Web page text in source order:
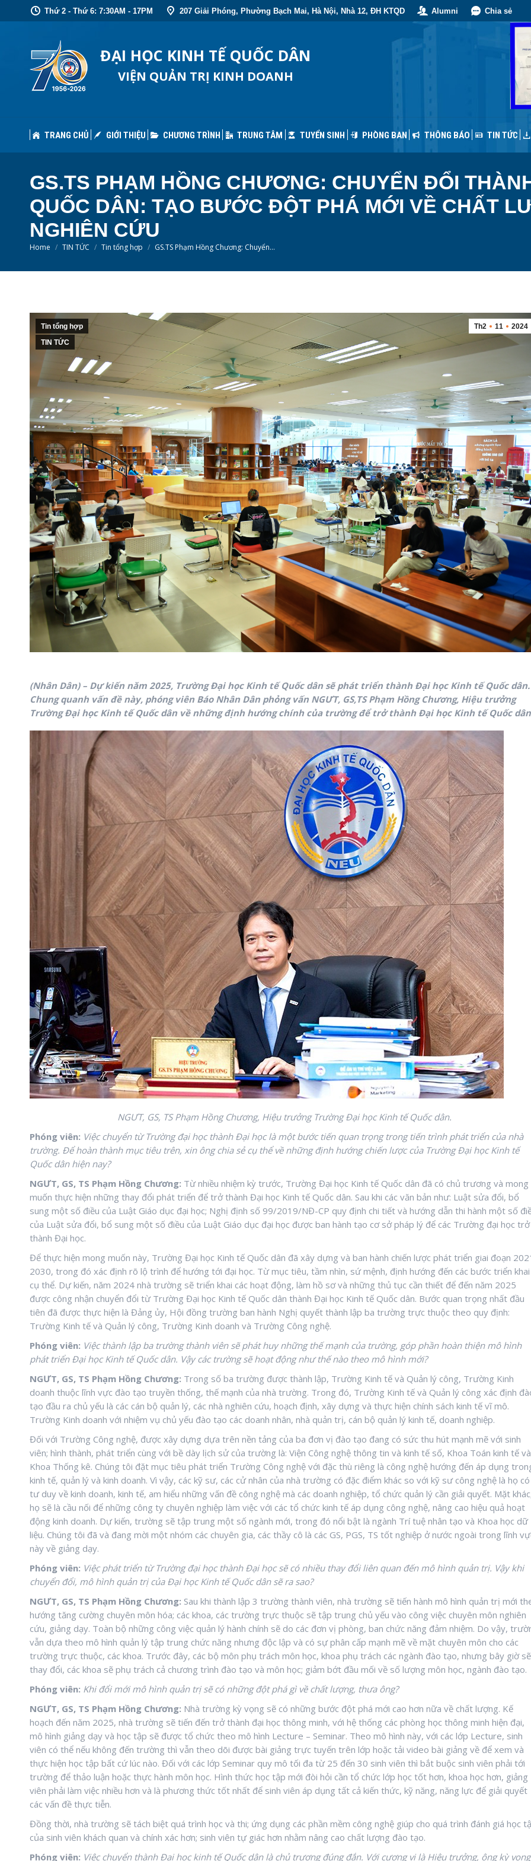
Thứ 2 - Thứ 6: 7:30AM - 17PM 207 Giải Phóng, Phường Bạch Mai, Hà Nội, Nhà 12, ĐH KTQD Alumni Chia sẻ
ĐẠI HỌC KINH TẾ QUỐC DÂN
VIỆN QUẢN TRỊ KINH DOANH
TRANG CHỦ GIỚI THIỆU CHƯƠNG TRÌNH TRUNG TÂM TUYỂN SINH PHÒNG BAN THÔNG BÁO TIN TỨC
GS.TS PHẠM HỒNG CHƯƠNG: CHUYỂN ĐỔI
QUỐC DÂN: TẠO BƯỚC ĐỘT PHÁ MỚI VỀ CHẤT
NGHIÊN CỨU
You are here:
Home TIN TỨC Tin tổng hợp GS.TS Phạm Hồng Chương: Chuyển…
Th2 11 2024
Tin tổng hợp
TIN TỨC
(Nhân Dân) – Dự kiến năm 2025, Trường Đại học Kinh tế Quốc dân sẽ phát triển thành Đại học Kinh tế Quốc dân.
Chung quanh vấn đề này, phóng viên Báo Nhân Dân phỏng vấn NGƯT, GS,TS Phạm Hồng Chương, Hiệu trưởng
Trường Đại học Kinh tế Quốc dân về những định hướng chính của trường để trở thành Đại học Kinh tế Quốc
NGƯT, GS, TS Phạm Hồng Chương, Hiệu trưởng Trường Đại học Kinh tế Quốc dân.
Phóng viên: Việc chuyển từ Trường đại học thành Đại học là một bước tiến quan trọng trong tiến trình phát triển của nhà
trường. Để hoàn thành mục tiêu trên, xin ông chia sẻ cụ thể về những định hướng chiến lược của Trường Đại học Kinh tế
Quốc dân hiện nay?
NGƯT, GS, TS Phạm Hồng Chương: Từ nhiều nhiệm kỳ trước, Trường Đại học Kinh tế Quốc dân đã có chủ trương và mong
muốn thực hiện những thay đổi phát triển để trở thành Đại học Kinh tế Quốc dân. Sau khi các văn bản như: Luật sửa đổi, bổ
sung một số điều của Luật Giáo dục đại học; Nghị định số 99/2019/NĐ-CP quy định chi tiết và hướng dẫn thi hành một số
của Luật sửa đổi, bổ sung một số điều của Luật Giáo dục đại học được ban hành tạo cơ sở pháp lý để các Trường đại học trở
thành Đại học.
Để thực hiện mong muốn này, Trường Đại học Kinh tế Quốc dân đã xây dựng và ban hành chiến lược phát triển giai đoạn
2030, trong đó xác định rõ lộ trình để hướng tới đại học. Từ mục tiêu, tầm nhìn, sứ mệnh, định hướng đến các bước triển khai
cụ thể. Dự kiến, năm 2024 nhà trường sẽ triển khai các hoạt động, làm hồ sơ và những thủ tục cần thiết để đến năm 2025
được công nhận chuyển đổi từ Trường Đại học Kinh tế Quốc dân thành Đại học Kinh tế Quốc dân. Bước quan trọng nhất đầu
tiên đã được thực hiện là Đảng ủy, Hội đồng trường ban hành Nghị quyết thành lập ba trường trực thuộc theo quy định:
Trường Kinh tế và Quản lý công, Trường Kinh doanh và Trường Công nghệ.
Phóng viên: Việc thành lập ba trường thành viên sẽ phát huy những thế mạnh của trường, góp phần hoàn thiện mô hình
phát triển Đại học Kinh tế Quốc dân. Vậy các trường sẽ hoạt động như thế nào theo mô hình mới?
NGƯT, GS, TS Phạm Hồng Chương: Trong số ba trường được thành lập, Trường Kinh tế và Quản lý công, Trường Kinh
doanh thuộc lĩnh vực đào tạo truyền thống, thế mạnh của nhà trường. Trong đó, Trường Kinh tế và Quản lý công xác định
tạo đầu ra chủ yếu là các cán bộ quản lý, các nhà nghiên cứu, hoạch định, xây dựng và thực hiện chính sách kinh tế vĩ mô.
Trường Kinh doanh với nhiệm vụ chủ yếu đào tạo các doanh nhân, nhà quản trị, cán bộ quản lý kinh tế, doanh nghiệp.
Đối với Trường Công nghệ, được xây dựng dựa trên nền tảng của ba đơn vị đào tạo đang có sức thu hút mạnh mẽ với sinh
viên; hình thành, phát triển cùng với bề dày lịch sử của trường là: Viện Công nghệ thông tin và kinh tế số, Khoa Toán kinh tế và
Khoa Thống kê. Chúng tôi đặt mục tiêu phát triển Trường Công nghệ với đặc thù riêng là công nghệ hướng đến áp dụng
kinh tế, quản lý và kinh doanh. Vì vậy, các kỹ sư, các cử nhân của nhà trường có đặc điểm khác so với kỹ sư công nghệ là họ có
tư duy về kinh doanh, kinh tế, am hiểu những vấn đề công nghệ mà các doanh nghiệp, tổ chức quản lý cần giải quyết. Mặt
họ sẽ là cầu nối để những công ty chuyên nghiệp làm việc với các tổ chức kinh tế áp dụng công nghệ, nâng cao hiệu quả hoạt
động kinh doanh. Dự kiến, trường sẽ tập trung một số ngành mới, trong đó nổi bật là ngành Trí tuệ nhân tạo và Khoa học dữ
liệu. Chúng tôi đã và đang mời một nhóm các chuyên gia, các thầy cô là các GS, PGS, TS tốt nghiệp ở nước ngoài trong lĩnh
này về giảng dạy.
Phóng viên: Việc phát triển từ Trường đại học thành Đại học sẽ có nhiều thay đổi liên quan đến mô hình quản trị. Vậy khi
chuyển đổi, mô hình quản trị của Đại học Kinh tế Quốc dân sẽ ra sao?
NGƯT, GS, TS Phạm Hồng Chương: Sau khi thành lập 3 trường thành viên, nhà trường sẽ tiến hành mô hình quản trị mới
hướng tăng cường chuyên môn hóa; các khoa, các trường trực thuộc sẽ tập trung chủ yếu vào công việc chuyên môn nghiên
cứu, giảng dạy. Toàn bộ những công việc quản lý hành chính sẽ do các đơn vị phòng, ban chức năng đảm nhiệm. Do vậy,
vẫn dựa theo mô hình quản lý tập trung chức năng nhưng độc lập và có sự phân cấp mạnh mẽ về mặt chuyên môn cho các
trường trực thuộc, các khoa. Trước đây, các bộ môn phụ trách môn học, khoa phụ trách các ngành đào tạo, nhưng bây giờ sẽ
thay đổi, các khoa sẽ phụ trách cả chương trình đào tạo và môn học; giảm bớt đầu mối về số lượng môn học, ngành đào tạo.
Phóng viên: Khi đổi mới mô hình quản trị sẽ có những đột phá gì về chất lượng, thưa ông?
NGƯT, GS, TS Phạm Hồng Chương: Nhà trường kỳ vọng sẽ có những bước đột phá mới cao hơn nữa về chất lượng. Kế
hoạch đến năm 2025, nhà trường sẽ tiến đến trở thành đại học thông minh, với hệ thống các phòng học thông minh hiện đại,
mô hình giảng dạy và học tập sẽ được tổ chức theo mô hình Lecture – Seminar. Theo mô hình này, với các lớp Lecture, sinh
viên có thể nếu không đến trường thì vẫn theo dõi được bài giảng trực tuyến trên lớp hoặc tải video bài giảng về để xem và
thực hiện học tập bất cứ lúc nào. Đối với các lớp Seminar quy mô tối đa từ 25 đến 30 sinh viên thì bắt buộc sinh viên phải tới
trường để thảo luận hoặc thực hành môn học. Hình thức học tập mới đòi hỏi cần tổ chức lớp học tốt hơn, khoa học hơn, giảng
viên phải làm việc nhiều hơn và là phương thức tốt nhất để sinh viên áp dụng tất cả kiến thức, kỹ năng, năng lực để giải quyết
các vấn đề thực tiễn.
Đồng thời, nhà trường sẽ tách biệt quá trình học và thi; ứng dụng các phần mềm công nghệ giúp cho quá trình đánh giá học
của sinh viên khách quan và chính xác hơn; sinh viên tự giác hơn nhằm nâng cao chất lượng đào tạo.
Phóng viên: Việc chuyển thành Đại học kinh tế Quốc dân là chủ trương đúng đắn. Với cương vị là Hiệu trưởng, ông kỳ vọng
CHƯƠNG TRÌNH TRUNG TÂM TUYỂN SINH PHÒNG BAN THÔNG BÁO